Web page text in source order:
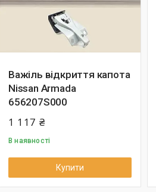
Важіль відкриття капота
Nissan Armada
656207S000
1 117 ₴
В наявності
Купити